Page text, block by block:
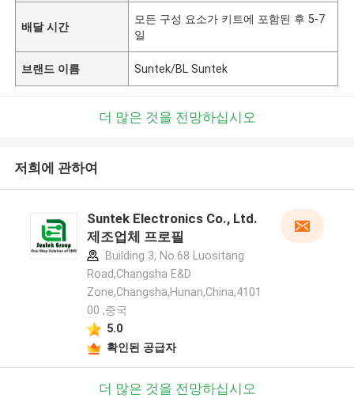
배달 시간
모든 구성 요소가 키트에 포함된 후 5-7
일
브랜드 이름 Suntek/BL Suntek
더 많은 것을 전망하십시오
저희에 관하여
Suntek Electronics Co., Ltd.
제조업체 프로필
Building 3, No.68 Luositang
Road,Changsha E&D
Zone,Changsha,Hunan,China,4101
00 ,중국
5.0
확인된 공급자
더 많은 것을 전망하십시오